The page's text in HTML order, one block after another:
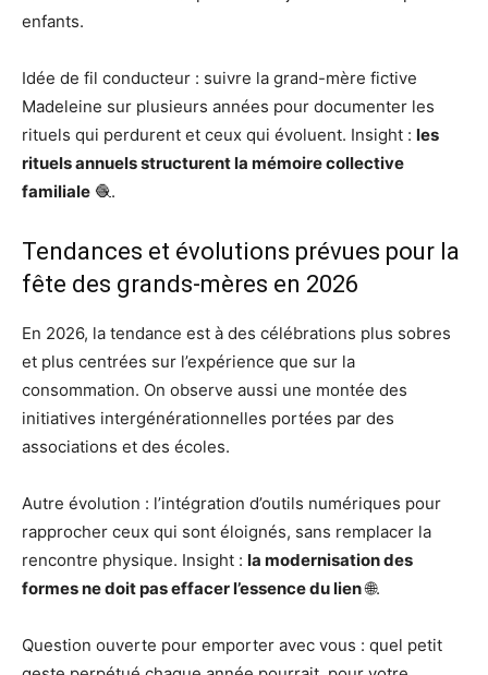
enfants.
Idée de fil conducteur : suivre la grand-mère fictive
Madeleine sur plusieurs années pour documenter les
rituels qui perdurent et ceux qui évoluent. Insight : les
rituels annuels structurent la mémoire collective
familiale 🧶.
Tendances et évolutions prévues pour la
fête des grands-mères en 2026
En 2026, la tendance est à des célébrations plus sobres
et plus centrées sur l’expérience que sur la
consommation. On observe aussi une montée des
initiatives intergénérationnelles portées par des
associations et des écoles.
Autre évolution : l’intégration d’outils numériques pour
rapprocher ceux qui sont éloignés, sans remplacer la
rencontre physique. Insight : la modernisation des
formes ne doit pas effacer l’essence du lien🌐.
Question ouverte pour emporter avec vous : quel petit